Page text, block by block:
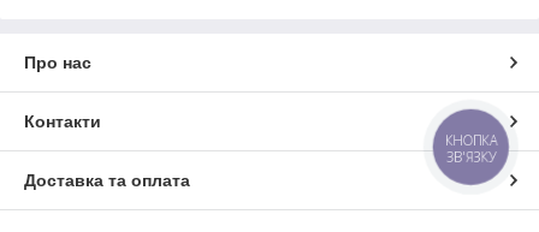
Про нас
Контакти
Доставка та оплата
КНОПКА
ЗВ'ЯЗКУ